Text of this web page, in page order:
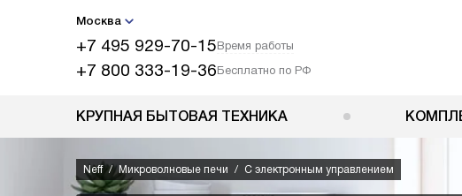
Москва
+7 495 929-70-15Время работы
+7 800 333-19-36Бесплатно по РФ
КРУПНАЯ БЫТОВАЯ ТЕХНИКА
Neff Микроволновые печи С электронным управлением